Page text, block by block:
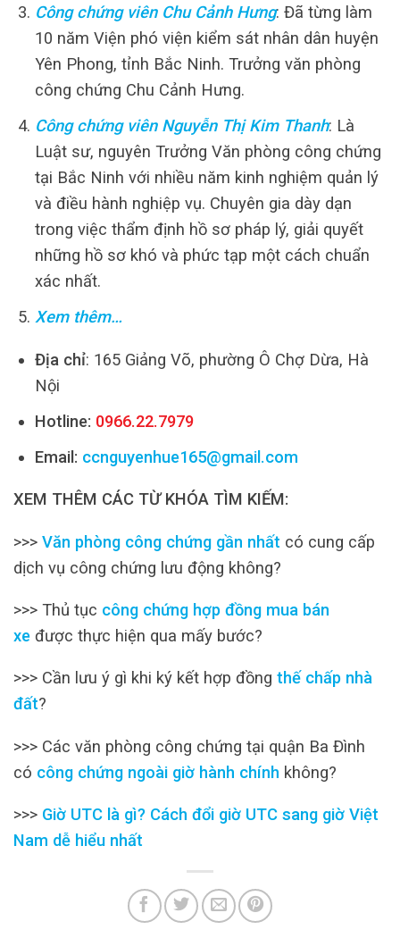
Công chứng viên Chu Cảnh Hưng: Đã từng làm
10 năm Viện phó viện kiểm sát nhân dân huyện
Yên Phong, tỉnh Bắc Ninh. Trưởng văn phòng
công chứng Chu Cảnh Hưng.
Công chứng viên Nguyễn Thị Kim Thanh: Là
Luật sư, nguyên Trưởng Văn phòng công chứng
tại Bắc Ninh với nhiều năm kinh nghiệm quản lý
và điều hành nghiệp vụ. Chuyên gia dày dạn
trong việc thẩm định hồ sơ pháp lý, giải quyết
những hồ sơ khó và phức tạp một cách chuẩn
xác nhất.
Xem thêm…
Địa chỉ: 165 Giảng Võ, phường Ô Chợ Dừa, Hà
Nội
Hotline: 0966.22.7979
Email: ccnguyenhue165@gmail.com
XEM THÊM CÁC TỪ KHÓA TÌM KIẾM:
>>> Văn phòng công chứng gần nhất có cung cấp
dịch vụ công chứng lưu động không?
>>> Thủ tục công chứng hợp đồng mua bán
xe được thực hiện qua mấy bước?
>>> Cần lưu ý gì khi ký kết hợp đồng thế chấp nhà
đất?
>>> Các văn phòng công chứng tại quận Ba Đình
có công chứng ngoài giờ hành chính không?
>>> Giờ UTC là gì? Cách đổi giờ UTC sang giờ Việt
Nam dễ hiểu nhất